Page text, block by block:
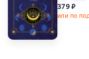
379 ₽
или по